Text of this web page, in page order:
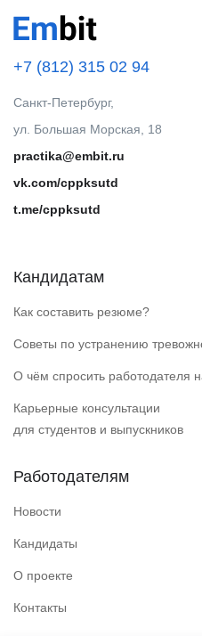
+7 (812) 315 02 94
Санкт-Петербург,
ул. Большая Морская, 18
practika@embit.ru
vk.com/cppksutd
t.me/cppksutd
Кандидатам
Как составить резюме?
Советы по устранению
О чём спросить работодателя
Карьерные консультации
для студентов и выпускников
Работодателям
Новости
Кандидаты
О проекте
Контакты